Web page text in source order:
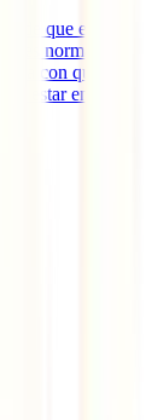
de que estés
es normal que
con qué
estar en las